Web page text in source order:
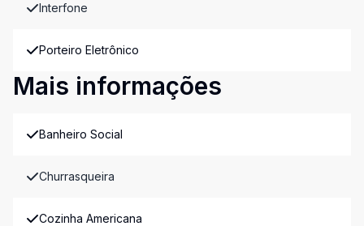
Interfone
Porteiro Eletrônico
Mais informações
Banheiro Social
Churrasqueira
Cozinha Americana